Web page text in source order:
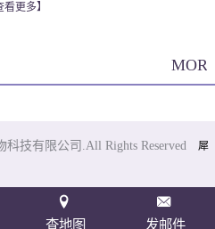
看更多】
技有限公司.All Rights Reserved 犀
查地图 发邮件